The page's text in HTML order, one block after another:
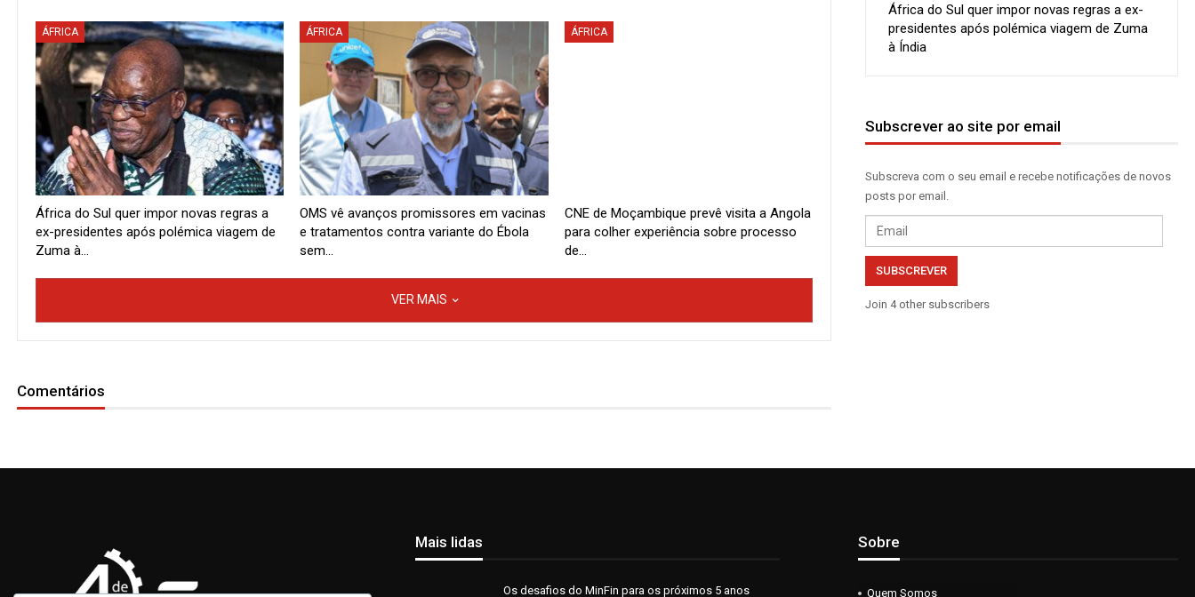
ÁFRICA
África do Sul quer impor novas regras a
ex-presidentes após polémica viagem de
Zuma à…
ÁFRICA
OMS vê avanços promissores em vacinas
e tratamentos contra variante do Ébola
sem…
ÁFRICA
CNE de Moçambique prevê visita a Angola
para colher experiência sobre processo
de…
VER MAIS
Comentários
África do Sul quer impor novas regras a ex-
presidentes após polémica viagem de Zuma
à Índia
Subscrever ao site por email
Subscreva com o seu email e recebe notificações de novos
posts por email.
Email
SUBSCREVER
Join 4 other subscribers
Mais lidas
Os desafios do MinFin para os próximos 5 anos
Sobre
Quem Somos